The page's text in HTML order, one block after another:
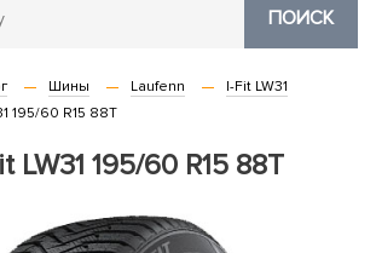
ПОИСК
Шины Laufenn
I-Fit LW31
195/60 R15 88T
LW31 195/60 R15 88T